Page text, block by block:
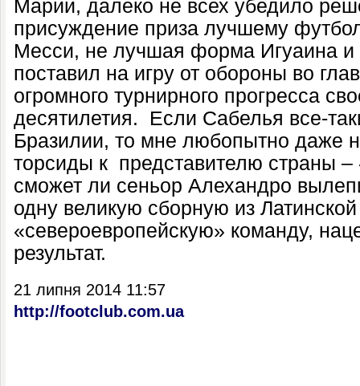
Марии, далеко не всех убедило
присуждение приза лучшему
Месси, не лучшая форма Игуаина и
поставил на игру от обороны во
огромного турнирного прогресса
десятилетия.
Если Сабелья все-
Бразилии, то мне любопытно даже
торсиды к представителю страны –
сможет ли сеньор Алехандро
одну великую сборную из
«североевропейскую» команду,
результат.
21 липня 2014 11:57
http://footclub.com.ua